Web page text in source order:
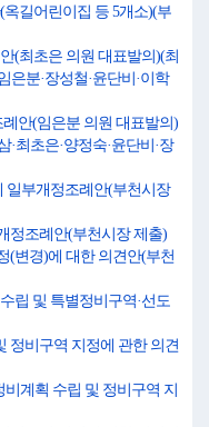
길어린이집 등 5개소)(부
(최초은 의원 대표발의)(최
은분·장성철·윤단비·이학
안(임은분 의원 대표발의)
·최초은·양정숙·윤단비·장
일부개정조례안(부천시장
정조례안(부천시장 제출)
(변경)에 대한 의견안(부천
립 및 특별정비구역·선도
정비구역 지정에 관한 의견
비계획 수립 및 정비구역 지